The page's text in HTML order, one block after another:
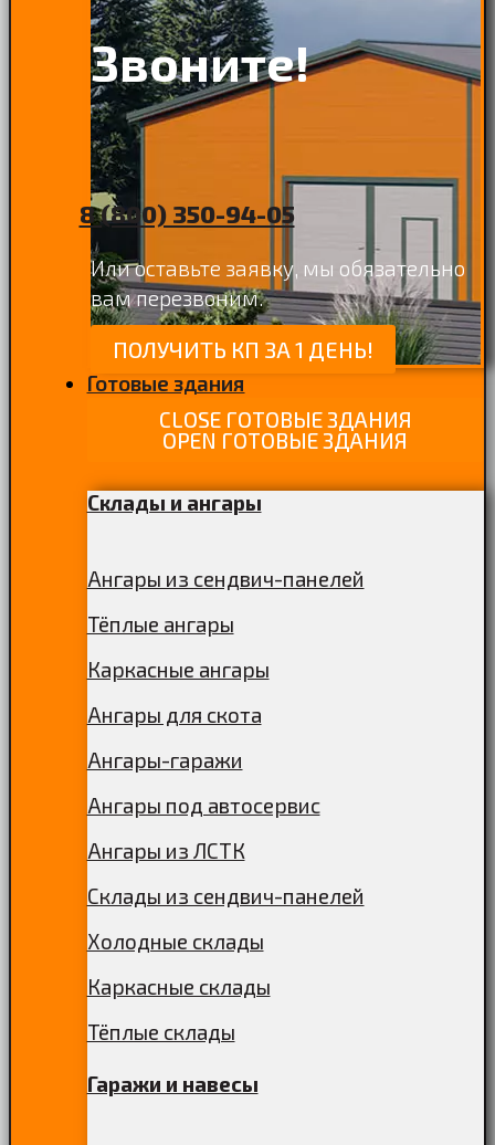
Звоните!
8 (800) 350-94-05
Или оставьте заявку, мы обязательно
вам перезвоним.
ПОЛУЧИТЬ КП ЗА 1 ДЕНЬ!
Готовые здания
CLOSE ГОТОВЫЕ ЗДАНИЯ
OPEN ГОТОВЫЕ ЗДАНИЯ
Склады и ангары
Ангары из сендвич-панелей
Тёплые ангары
Каркасные ангары
Ангары для скота
Ангары-гаражи
Ангары под автосервис
Ангары из ЛСТК
Склады из сендвич-панелей
Холодные склады
Каркасные склады
Тёплые склады
Гаражи и навесы